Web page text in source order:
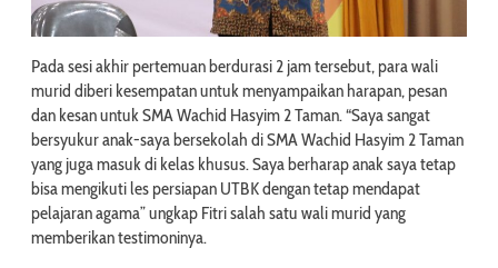
Pada sesi akhir pertemuan berdurasi 2 jam tersebut, para wali
murid diberi kesempatan untuk menyampaikan harapan, pesan
dan kesan untuk SMA Wachid Hasyim 2 Taman. “Saya sangat
bersyukur anak-saya bersekolah di SMA Wachid Hasyim 2 Taman
yang juga masuk di kelas khusus. Saya berharap anak saya tetap
bisa mengikuti les persiapan UTBK dengan tetap mendapat
pelajaran agama” ungkap Fitri salah satu wali murid yang
memberikan testimoninya.